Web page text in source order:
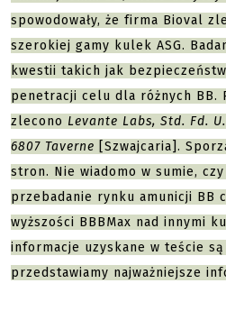
spowodowały, że firma Bioval
szerokiej gamy kulek ASG.
kwestii takich jak
penetracji celu dla różnych BB.
zlecono Levante Labs, Std. Fd.
6807 Taverne [Szwajcaria].
stron. Nie wiadomo w sumie,
przebadanie rynku amunicji BB
wyższości BBBMax nad innymi
informacje uzyskane w teście
przedstawiamy najważniejsze